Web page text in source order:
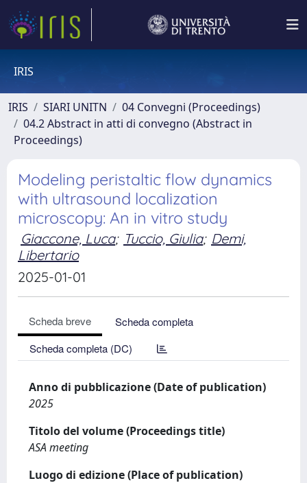
IRIS
IRIS SIARI UNITN
04 Convegni (Proceedings)
04.2 Abstract in atti di convegno (Abstract in
Proceedings)
Modeling peristaltic flow dynamics
with ultrasound localization
microscopy: An in vitro study
Giaccone, Luca; Tuccio, Giulia; Demi,
Libertario
2025-01-01
Scheda breve
Scheda completa
Scheda completa (DC)
Anno di pubblicazione (Date of publication)
2025
Titolo del volume (Proceedings title)
ASA meeting
Luogo di edizione (Place of publication)